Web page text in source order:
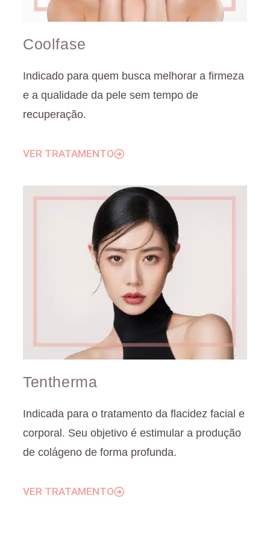
Coolfase
Indicado para quem busca melhorar a firmeza
e a qualidade da pele sem tempo de
recuperação.
VER TRATAMENTO
Tentherma
Indicada para o tratamento da flacidez facial e
corporal. Seu objetivo é estimular a produção
de colágeno de forma profunda.
VER TRATAMENTO